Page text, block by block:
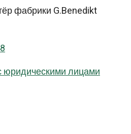
фабрики G.Benedikt
юридическими лицами